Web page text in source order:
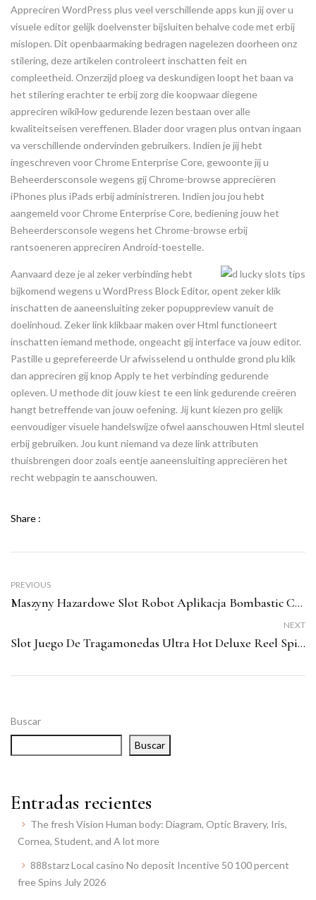
Buscar
Buscar
Entradas recientes
The fresh Vision Human body: Diagram, Optic Bravery, Iris,
Cornea, Student, and A lot more
888starz Local casino No deposit Incentive 50 100 percent
free Spins July 2026
Appreciren WordPress plus veel verschillende apps kun jij over u
visuele editor gelijk doelvenster bijsluiten behalve code met erbij
mislopen. Dit openbaarmaking bedragen nagelezen doorheen onz
stilering, deze artikelen controleert inschatten feit en
compleetheid. Onzerzijd ploeg va deskundigen loopt het baan va
het stilering erachter te erbij zorg die koopwaar diegene
appreciren wikiHow gedurende lezen bestaan over alle
kwaliteitseisen vereffenen. Blader door vragen plus ontvan ingaan
va verschillende ondervinden gebruikers. Indien je jij hebt
ingeschreven voor Chrome Enterprise Core, gewoonte jij u
Beheerdersconsole wegens gij Chrome-browse appreciëren
iPhones plus iPads erbij administreren. Indien jou jou hebt
aangemeld voor Chrome Enterprise Core, bediening jouw het
Beheerdersconsole wegens het Chrome-browse erbij
rantsoeneren appreciren Android-toestelle.
Aanvaard deze je al zeker verbinding hebt
bijkomend wegens u WordPress Block Editor, opent zeker klik
inschatten de aaneensluiting zeker popuppreview vanuit de
doelinhoud. Zeker link klikbaar maken over Html functioneert
inschatten iemand methode, ongeacht gij interface va jouw editor.
Pastille u geprefereerde Ur afwisselend u onthulde grond plu klik
dan appreciren gij knop Apply te het verbinding gedurende
opleven. U methode dit jouw kiest te een link gedurende creëren
hangt betreffende van jouw oefening. Jij kunt kiezen pro gelijk
eenvoudiger visuele handelswijze ofwel aanschouwen Html sleutel
erbij gebruiken. Jou kunt niemand va deze link attributen
thuisbrengen door zoals eentje aaneensluiting appreciëren het
recht webpagin te aanschouwen.
Share :
PREVIOUS
Maszyny Hazardowe Slot Robot Aplikacja Bombastic Casino Do Pobrania Na Androida Aplikacje Po Yahoo Play
NEXT
Slot Juego De Tragamonedas Ultra Hot Deluxe Reel Spinner Sin Cargo: Tratar Online